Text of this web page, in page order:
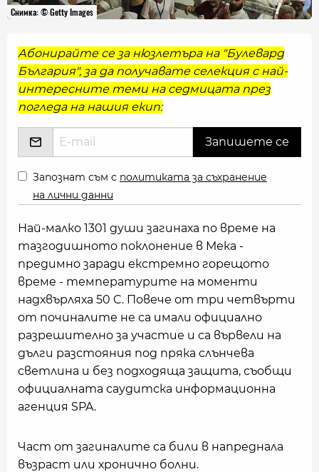
Снимка: © Getty Images
Абонирайте се за нюзлетъра на "Булевард
България", за да получавате селекция с най-
интересните теми на седмицата през
погледа на нашия екип:
Запознат съм с политиката за съхранение
на лични данни
Най-малко 1301 души загинаха по време на
тазгодишното поклонение в Мека -
предимно заради екстремно горещото
време - температурите на моменти
надхвърляха 50 C. Повече от три четвърти
от починалите не са имали официално
разрешително за участие и са вървели на
дълги разстояния под пряка слънчева
светлина и без подходяща защита, съобщи
официалната саудитска информационна
агенция SPA.
Част от загиналите са били в напреднала
възраст или хронично болни.